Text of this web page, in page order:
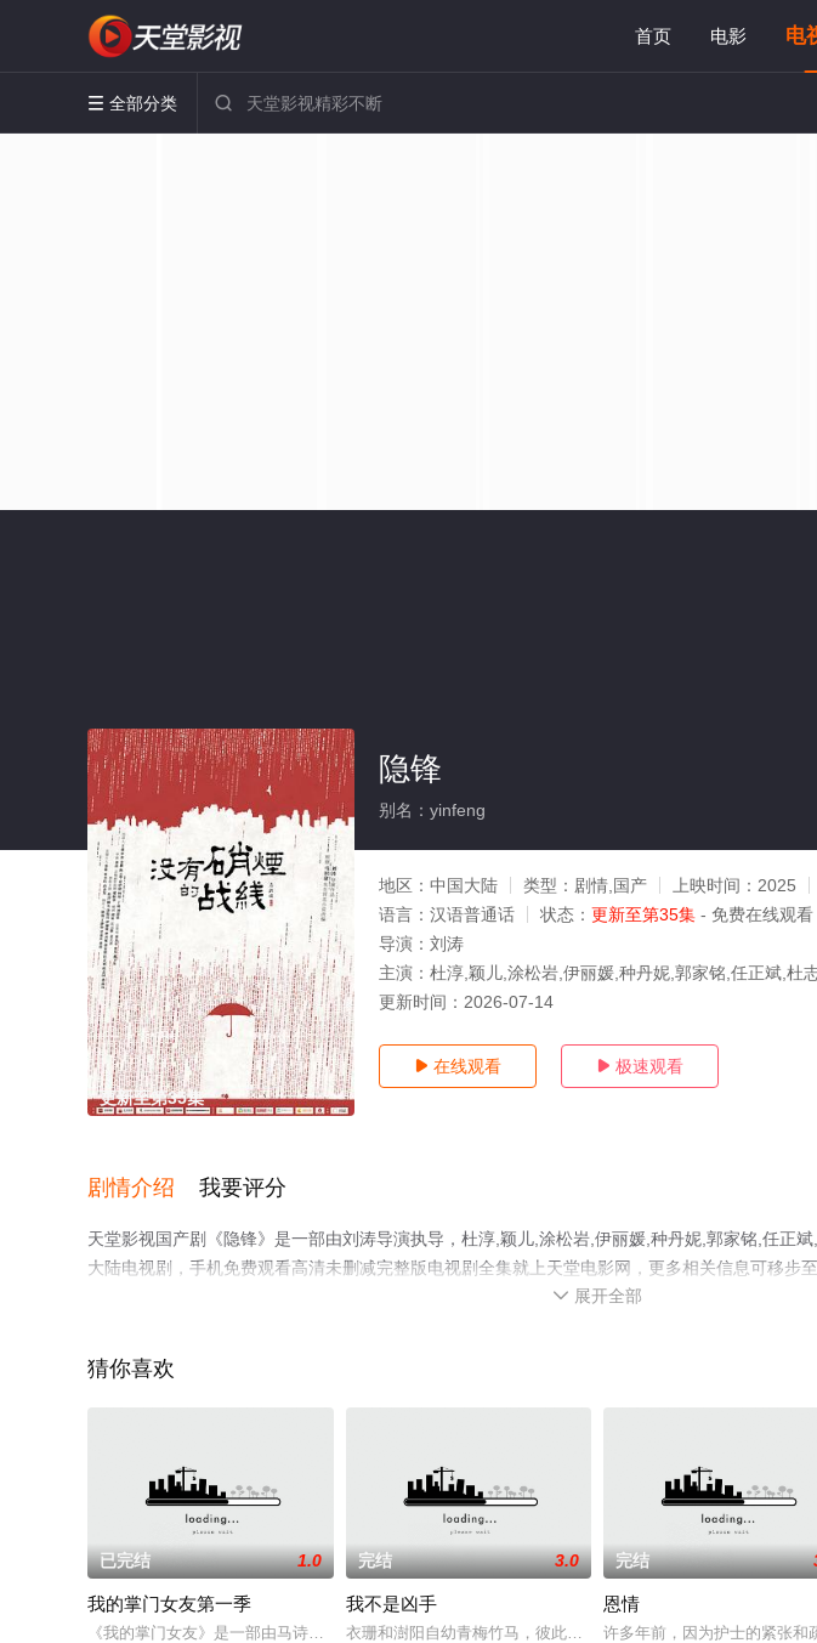
首页 电影 电
 全部分类 
更新至第35集
隐锋
别名：yinfeng
地区： 中国大陆 类型： 剧情,国产 上映时间： 2025
语言： 汉语普通话 状态： 更新至第35集 - 免费在线观看
导演： 刘涛
主演： 杜淳,颖儿,涂松岩,伊丽媛,种丹妮,郭家铭,任正斌,杜
更新时间： 2026-07-14
 在线观看  极速观看
剧情介绍 我要评分
天堂影视国产剧《隐锋》是一部由刘涛导演执导，杜淳,颖儿,涂松岩,伊丽媛,种丹妮,郭家铭,任正
大陆电视剧，手机免费观看高清未删减完整版电视剧全集就上天堂电影网，更多相关信息可移步
 展开全部
猜你喜欢
已完结 1.0
我的掌门女友第一季
《我的掌门女友》是一部由马诗歌执导，陈芳彤、高茂桐、蒲萄、苏宇航主演的电视剧，于2022年6月
完结 3.0
我不是凶手
衣珊和澍阳自幼青梅竹马，彼此虽无表白，却早又是心心相印。事
完结
恩情
许多年前，因为护士的紧张和